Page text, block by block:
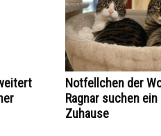
Notfellchen der
Ragnar suchen
Zuhause